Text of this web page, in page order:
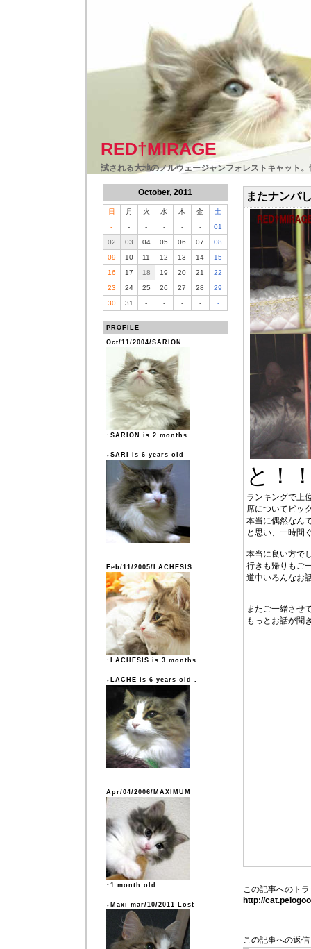
RED†MIRAGE
試される大地のノルウェージャンフォレストキャット
October, 2011
日 月 火 水 木 金
土
-
- - - - -
01
02
03 04 05 06 07
08
09
10 11 12 13 14
15
16
17 18 19 20 21
22
23
24 25 26 27 28
29
30
31 - - - - -
PROFILE
Oct/11/2004/SARION
↑SARION is 2 months.
↓SARI is 6 years old
Feb/11/2005/LACHESIS
↑LACHESIS is 3 months.
↓LACHE is 6 years old .
Apr/04/2006/MAXIMUM
↑1 month old
↓Maxi mar/10/2011 Lost
またナンパ
と！
ランキングで上
席についてビッ
本当に偶然なん
と思い、一時間
本当に良い方で
行きも帰りもご
道中いろんなお
またご一緒させ
もっとお話が聞
この記事へのト
http://
この記事への返信